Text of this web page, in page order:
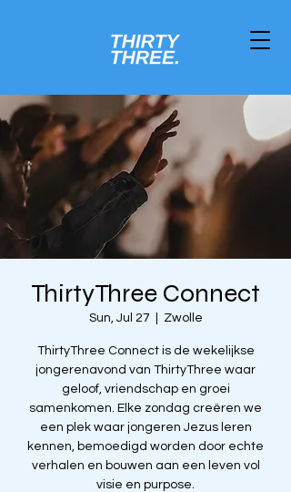
ThirtyThree Connect
Sun, Jul 27 Zwolle
ThirtyThree Connect is de wekelijkse
jongerenavond van ThirtyThree waar
geloof, vriendschap en groei
samenkomen. Elke zondag creëren we
een plek waar jongeren Jezus leren
kennen, bemoedigd worden door echte
verhalen en bouwen aan een leven vol
visie en purpose.